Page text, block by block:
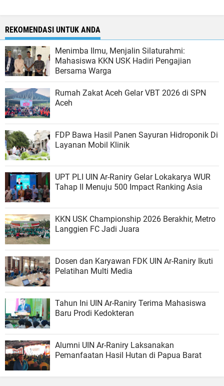
REKOMENDASI UNTUK ANDA
Menimba Ilmu, Menjalin Silaturahmi:
Mahasiswa KKN USK Hadiri Pengajian
Bersama Warga
Rumah Zakat Aceh Gelar VBT 2026 di SPN
Aceh
FDP Bawa Hasil Panen Sayuran Hidroponik Di
Layanan Mobil Klinik
UPT PLI UIN Ar-Raniry Gelar Lokakarya WUR
Tahap II Menuju 500 Impact Ranking Asia
KKN USK Championship 2026 Berakhir, Metro
Langgien FC Jadi Juara
Dosen dan Karyawan FDK UIN Ar-Raniry Ikuti
Pelatihan Multi Media
Tahun Ini UIN Ar-Raniry Terima Mahasiswa
Baru Prodi Kedokteran
Alumni UIN Ar-Raniry Laksanakan
Pemanfaatan Hasil Hutan di Papua Barat